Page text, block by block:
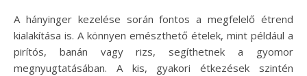
A hányinger kezelése során fontos a megfelelő étrend
kialakítása is. A könnyen emészthető ételek, mint például a
pirítós, banán vagy rizs, segíthetnek a gyomor
megnyugtatásában. A kis, gyakori étkezések szintén